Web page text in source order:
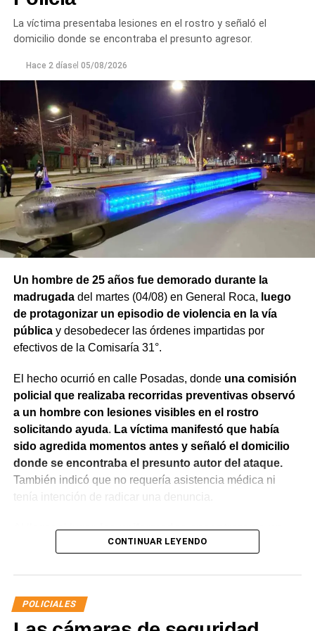
se informó lo ocurrido a la autoridad judicial interviniente,
que dispuso las medidas a seguir.
Finalmente,el hombre quedó detenido en el marco de
una causa por los presuntos delitos de daños y
desobediencia judicial
, mientras avanzan las
actuaciones y la verificación de la medida de restricción
de acercamiento señalada por la víctima.
La víctima presentaba lesiones en el rostro y señaló el
domicilio donde se encontraba el presunto agresor.
Hace 2 díasel 05/08/2026
Un hombre de 25 años fue demorado durante la
madrugadadel martes (04/08) en General Roca, luego
de protagonizar un episodio de violencia en la vía
públicay desobedecer las órdenes impartidas por
efectivos de la Comisaría 31°.
El hecho ocurrió en calle Posadas, donde una comisión
policial que realizaba recorridas preventivas observó
a un hombre con lesiones visibles en el rostro
solicitando ayuda. La víctima manifestó que había
sido agredida momentos antes y señaló el domicilio
donde se encontraba el presunto autor del ataque.
También indicó que no requería asistencia médica ni
tenía intención de radicar una denuncia.
Al llegar al lugar,los uniformados encontraron a un
hombre que salió de la vivienda en estado de
agresión.Al advertir la presencia de la víctima,intentó
acercarse nuevamente con la aparente intención de
atacarla, por lo que fue interceptado por el personal
CONTINUAR LEYENDO
POLICIALES